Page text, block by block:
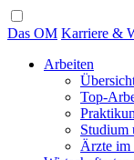
Das OM Karriere &
Arbeiten
Top-
Studium
Ärzte